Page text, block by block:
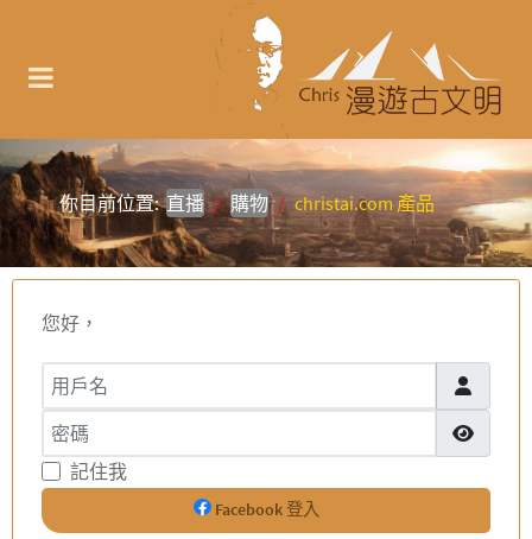
你目前位置:直播 購物 christai.com 產品
您好，
用戶名
密碼
顯示密碼
記住我
Facebook 登入